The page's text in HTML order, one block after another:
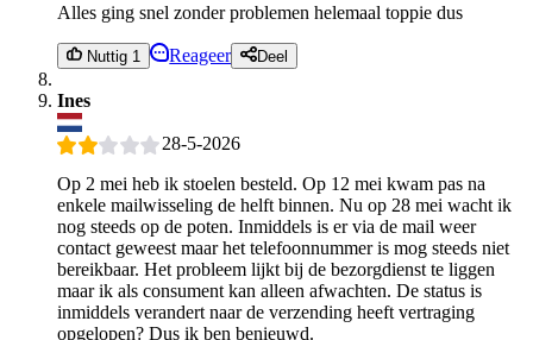
Alles ging snel zonder problemen helemaal toppie dus
Nuttig 1 Reageer Deel
Ines
28-5-2026
Op 2 mei heb ik stoelen besteld. Op 12 mei kwam pas na
enkele mailwisseling de helft binnen. Nu op 28 mei wacht ik
nog steeds op de poten. Inmiddels is er via de mail weer
contact geweest maar het telefoonnummer is mog steeds niet
bereikbaar. Het probleem lijkt bij de bezorgdienst te liggen
maar ik als consument kan alleen afwachten. De status is
inmiddels verandert naar de verzending heeft vertraging
opgelopen? Dus ik ben benieuwd.